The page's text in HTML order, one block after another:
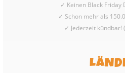
✓ Keinen Black Friday
✓ Schon mehr als
✓ Jederzeit kündbar! (